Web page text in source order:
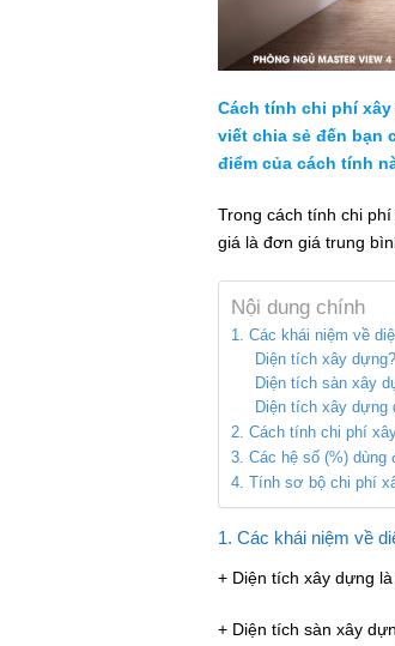
Cách tính chi phí
viết chia sẻ đến bạn
điểm của cách tính
Trong cách tính chi
giá là đơn giá trung
Nội dung chính
1. Các khái niệm về
Diện tích xây dựng?
Diện tích sàn xây
Diện tích xây dựng
2. Cách tính chi phí
3. Các hệ số (%) dùng
4. Tính sơ bộ chi phí
1. Các khái niệm về
+ Diện tích xây dựng
+ Diện tích sàn xây